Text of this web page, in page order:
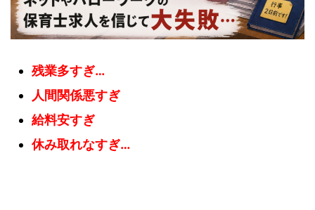
残業多すぎ…
人間関係悪すぎ
給料安すぎ
休み取れなすぎ…